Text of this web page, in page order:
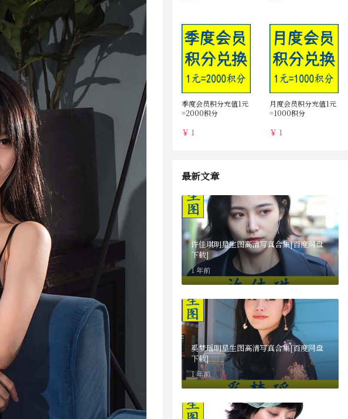
季度会员积分充值1元
=2000积分
￥ 1
月度会员积分充值1元
=1000积分
￥ 1
最新文章
许佳琪明星生图高清写真合集[百度网盘
下载]
1 年前
奚梦瑶明星生图高清写真合集[百度网盘
下载]
1 年前